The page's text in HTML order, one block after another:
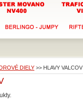
DIELY >> HLAVY VALCOV